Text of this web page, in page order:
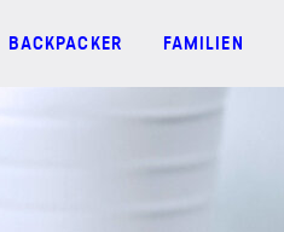
BACKPACKER FAMILIEN